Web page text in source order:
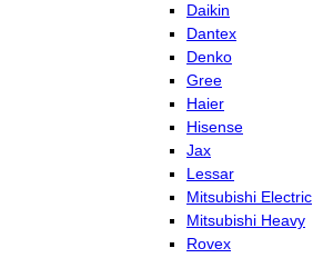
Daikin
Dantex
Denko
Gree
Haier
Hisense
Jax
Lessar
Mitsubishi Electric
Mitsubishi Heavy
Rovex